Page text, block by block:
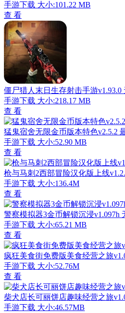
手游下载 大小:101.22 MB
查 看
僵尸猎人末日生存射击手游v1.93.0
手游下载 大小:218.17 MB
查 看
猛鬼宿舍无限金币版本特色v2.5.2
手游下载 大小:52.90 MB
查 看
枪与马刺2西部冒险汉化版上线
手游下载 大小:136.4M
查 看
警察模拟器3金币解锁沉浸v1.097h
手游下载 大小:65.21 MB
查 看
疯狂美食街免费版美食经营之旅
手游下载 大小:52.76M
查 看
柴犬店长可丽饼店趣味经营之旅
手游下载 大小:46.57MB